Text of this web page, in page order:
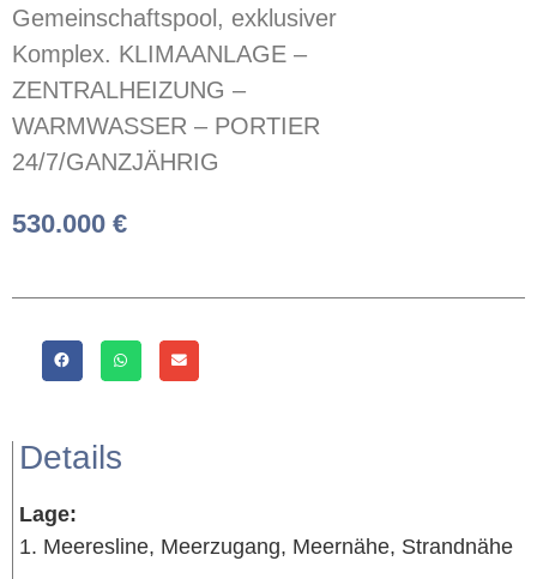
Gemeinschaftspool, exklusiver
Komplex. KLIMAANLAGE –
ZENTRALHEIZUNG –
WARMWASSER – PORTIER
24/7/GANZJÄHRIG
530.000 €
Details
Lage:
1. Meeresline, Meerzugang, Meernähe, Strandnähe